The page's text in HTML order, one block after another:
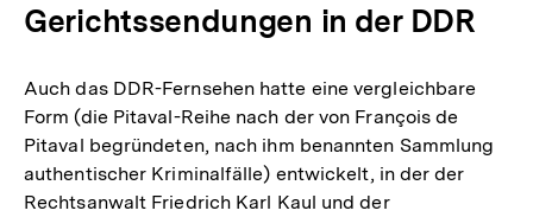
Gerichtssendungen in der DDR
Auch das DDR-Fernsehen hatte eine vergleichbare
Form (die Pitaval-Reihe nach der von François de
Pitaval begründeten, nach ihm benannten Sammlung
authentischer Kriminalfälle) entwickelt, in der der
Rechtsanwalt Friedrich Karl Kaul und der